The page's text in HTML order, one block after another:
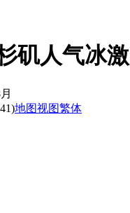
矶人气冰
地图视图繁体